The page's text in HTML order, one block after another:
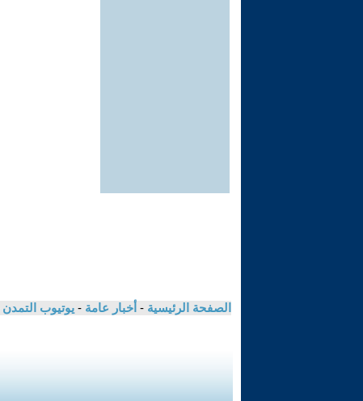
الصفحة الرئيسية - أخبار عامة - يوتيوب التمدن